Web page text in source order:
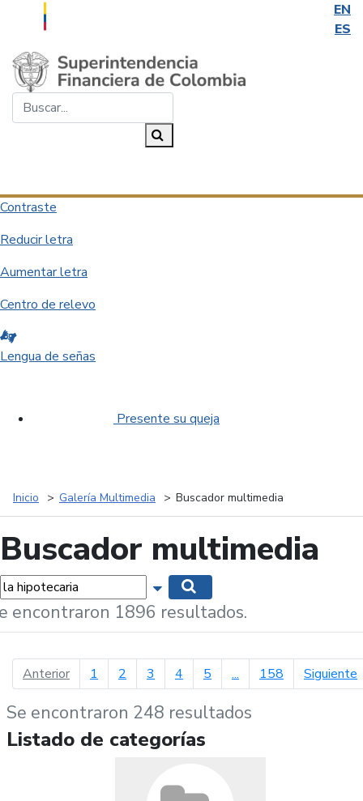
EN
ES
Saltar al contenido principal
Contraste
Reducir letra
Aumentar letra
Centro de relevo
Lengua de señas
Presente su queja
Inicio Galería Multimedia Buscador multimedia
Buscador multimedia
Mostrar opciones de búsqueda
encontraron 1896 resultados.
Anteriorpágina anterior
1 2 3 4 5 ... 158 Siguiente
Se encontraron 248 resultados
Listado de categorías